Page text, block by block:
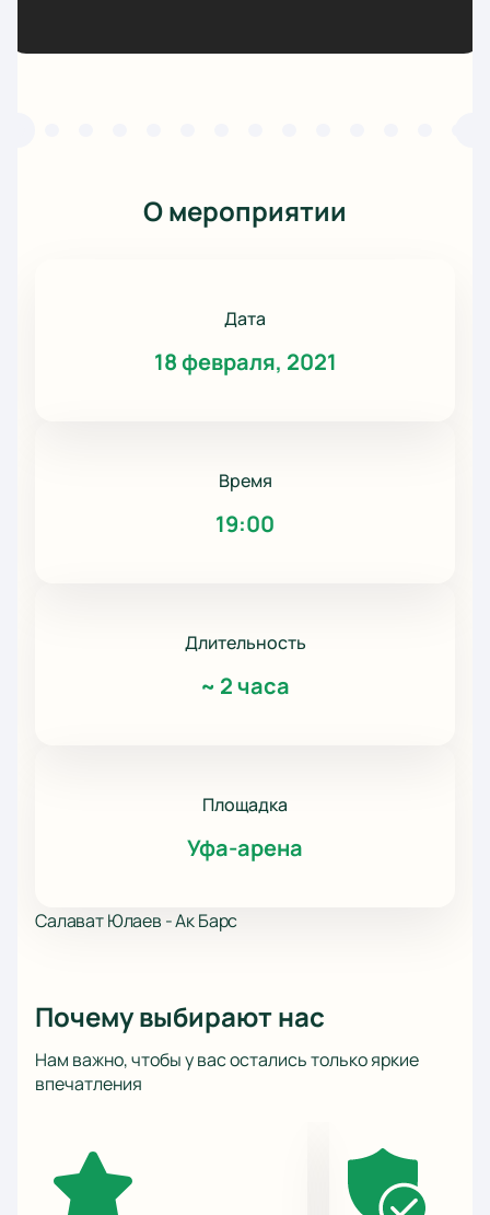
О мероприятии
Дата
18 февраля, 2021
Время
19:00
Длительность
~ 2 часа
Площадка
Уфа-арена
Салават Юлаев - Ак Барс
Почему выбирают нас
Нам важно, чтобы у вас остались только яркие
впечатления